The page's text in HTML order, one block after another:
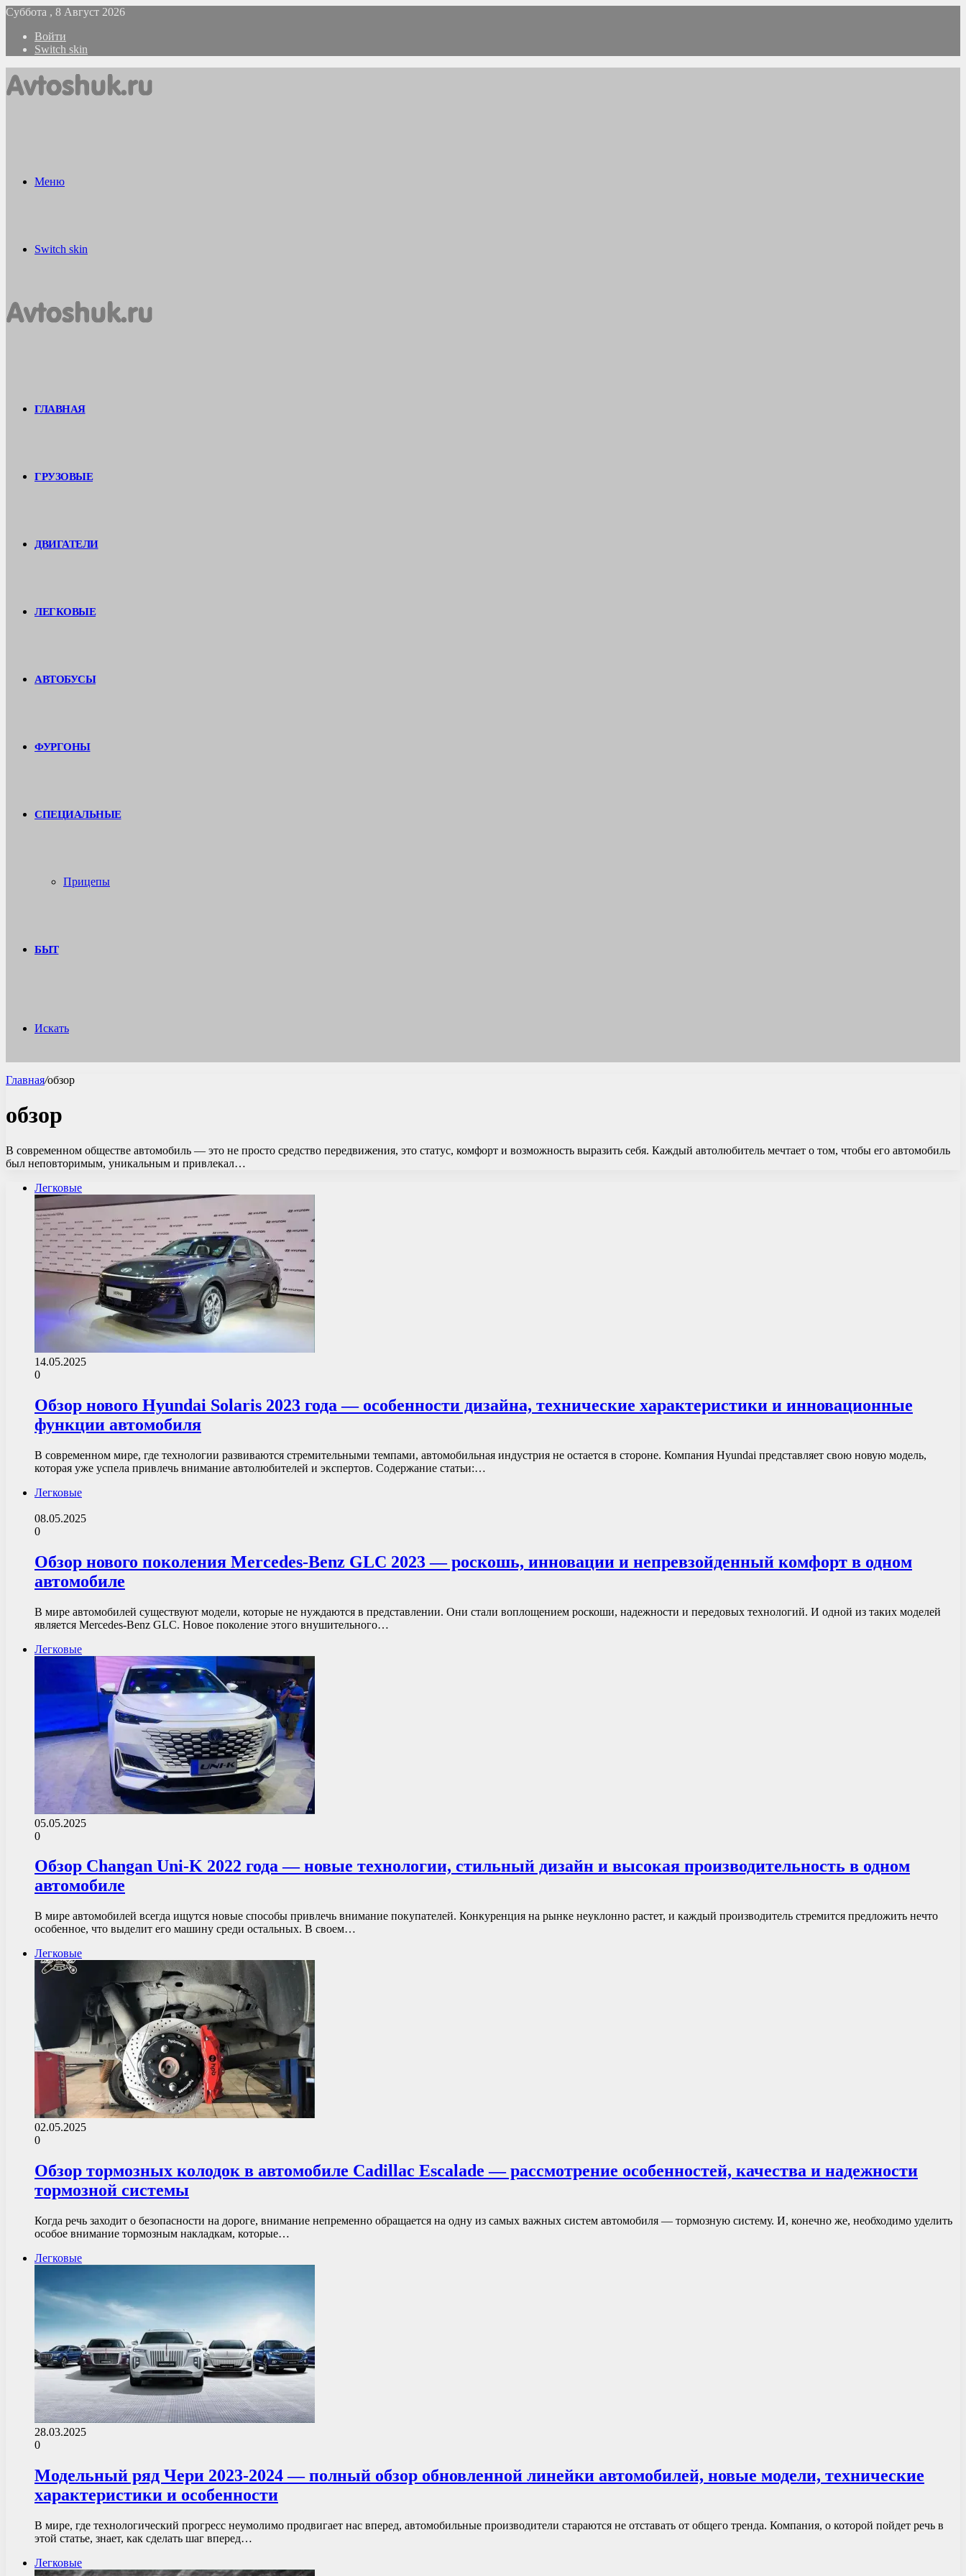
Суббота , 8 Август 2026
Войти
Switch skin
Меню
Switch skin
ГЛАВНАЯ
ГРУЗОВЫЕ
ДВИГАТЕЛИ
ЛЕГКОВЫЕ
АВТОБУСЫ
ФУРГОНЫ
СПЕЦИАЛЬНЫЕ
Прицепы
БЫТ
Искать
Главная/обзор
обзор
В современном обществе автомобиль — это не просто средство передвижения, это статус, комфорт и возможность выразить себя. Каждый автолюбитель мечтает о том, чтобы его автомобиль
был неповторимым, уникальным и привлекал…
Легковые
14.05.2025
0
Обзор нового Hyundai Solaris 2023 года — особенности дизайна, технические характеристики и инновационные
функции автомобиля
В современном мире, где технологии развиваются стремительными темпами, автомобильная индустрия не остается в стороне. Компания Hyundai представляет свою новую модель,
которая уже успела привлечь внимание автолюбителей и экспертов. Содержание статьи:…
Легковые
08.05.2025
0
Обзор нового поколения Mercedes-Benz GLC 2023 — роскошь, инновации и непревзойденный комфорт в одном
автомобиле
В мире автомобилей существуют модели, которые не нуждаются в представлении. Они стали воплощением роскоши, надежности и передовых технологий. И одной из таких моделей
является Mercedes-Benz GLC. Новое поколение этого внушительного…
Легковые
05.05.2025
0
Обзор Changan Uni-K 2022 года — новые технологии, стильный дизайн и высокая производительность в одном
автомобиле
В мире автомобилей всегда ищутся новые способы привлечь внимание покупателей. Конкуренция на рынке неуклонно растет, и каждый производитель стремится предложить нечто
особенное, что выделит его машину среди остальных. В своем…
Легковые
02.05.2025
0
Обзор тормозных колодок в автомобиле Cadillac Escalade — рассмотрение особенностей, качества и надежности
тормозной системы
Когда речь заходит о безопасности на дороге, внимание непременно обращается на одну из самых важных систем автомобиля — тормозную систему. И, конечно же, необходимо уделить
особое внимание тормозным накладкам, которые…
Легковые
28.03.2025
0
Модельный ряд Чери 2023-2024 — полный обзор обновленной линейки автомобилей, новые модели, технические
характеристики и особенности
В мире, где технологический прогресс неумолимо продвигает нас вперед, автомобильные производители стараются не отставать от общего тренда. Компания, о которой пойдет речь в
этой статье, знает, как сделать шаг вперед…
Легковые